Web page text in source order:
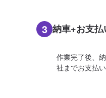
3 納車+お支払
作業完了後、
社までお支払い